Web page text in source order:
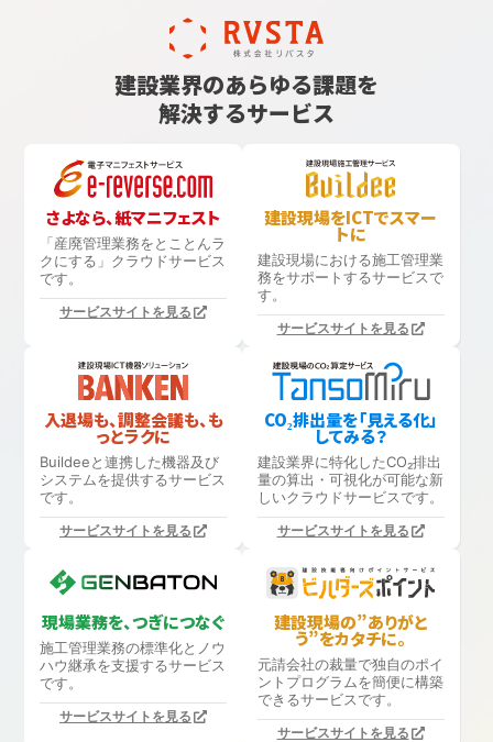
建設業界のあらゆる課題を
解決するサービス
さよなら、紙マニフェスト
「産廃管理業務をとことんラ
クにする」 クラウドサービス
です。
サービスサイトを見る
建設現場をICTでスマー
トに
建設現場における施工管理業
務をサポートするサービスで
す。
サービスサイトを見る
入退場も、調整会議も、も
っとラクに
Buildeeと連携した機器及び
システムを提供するサービス
です。
サービスサイトを見る
CO₂排出量を「見える化」
してみる？
建設業界に特化したCO₂排出
量の算出・可視化が可能な新
しいクラウドサービスです。
サービスサイトを見る
現場業務を、つぎにつなぐ
施工管理業務の標準化と ノウ
ハウ継承を支援するサービス
です。
サービスサイトを見る
建設現場の”ありがと
う”をカタチに。
元請会社の裁量で独自のポイ
ントプログラムを簡便に構築
できるサービスです。
サービスサイトを見る